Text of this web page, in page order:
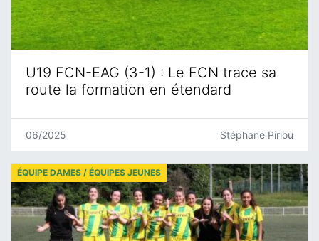
U19 FCN-EAG (3-1) : Le FCN trace sa
route la formation en étendard
06/2025 Stéphane Piriou
ÉQUIPE DAMES / ÉQUIPES JEUNES